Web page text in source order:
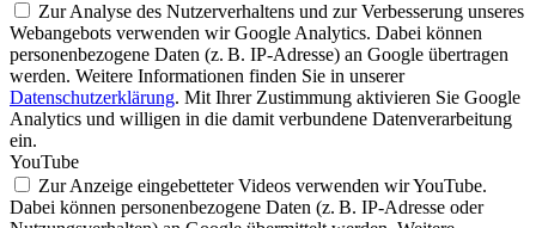
Zur Analyse des Nutzerverhaltens und zur Verbesserung unseres
Webangebots verwenden wir Google Analytics. Dabei können
personenbezogene Daten (z. B. IP-Adresse) an Google übertragen
werden. Weitere Informationen finden Sie in unserer
Datenschutzerklärung. Mit Ihrer Zustimmung aktivieren Sie Google
Analytics und willigen in die damit verbundene Datenverarbeitung
ein.
YouTube
Zur Anzeige eingebetteter Videos verwenden wir YouTube.
Dabei können personenbezogene Daten (z. B. IP-Adresse oder